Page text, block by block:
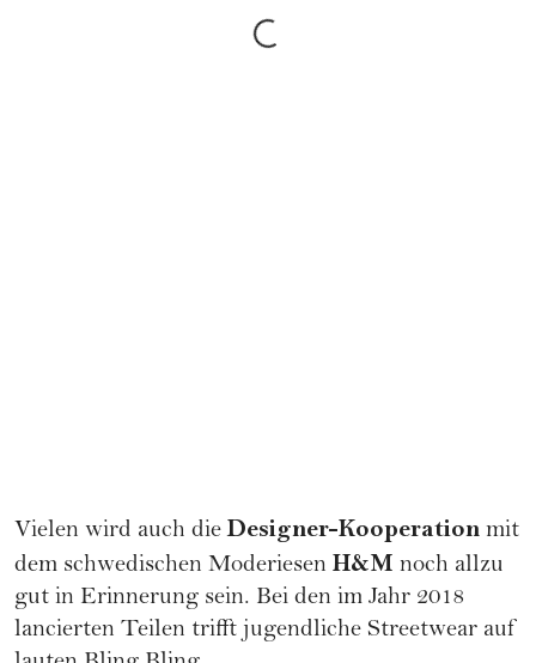
Vielen wird auch dieDesigner-Kooperation mit
dem schwedischen Moderiesen H&M noch allzu
gut in Erinnerung sein. Bei den im Jahr 2018
lancierten Teilen trifft jugendliche Streetwear auf